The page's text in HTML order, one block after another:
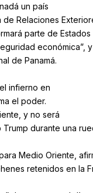
un país
de Relaciones
parte de Estados
económica”,
de Panamá.
infierno en
el poder.
y no será
Trump durante una
Medio Oriente,
retenidos en la